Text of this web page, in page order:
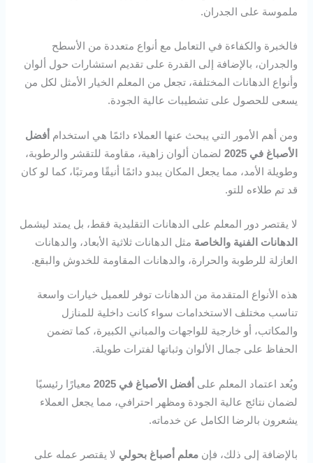
ملموسة على الجدران.
فالخبرة والكفاءة في التعامل مع أنواع متعددة من الأسطح
والجدران، بالإضافة إلى القدرة على تقديم استشارات حول ألوان
وأنواع الدهانات المختلفة، تجعل من المعلم الخيار الأمثل لكل من
يسعى للحصول على تشطيبات عالية الجودة.
ومن أهم الأمور التي يبحث عنها العملاء دائمًا هي استخدام أفضل
الأصباغ في 2025
لضمان ألوان زاهية، مقاومة للتقشر والرطوبة،
وطويلة الأمد، مما يجعل المكان يبدو دائمًا أنيقًا ومرتبًا، كما لو كان
قد تم طلاءه للتو.
لا يقتصر دور المعلم على الدهانات التقليدية فقط، بل يمتد ليشمل
الدهانات الفنية والخاصة مثل الدهانات ثلاثية الأبعاد، والدهانات
العازلة للرطوبة والحرارة، والدهانات المقاومة للخدوش والبقع.
هذه الأنواع المتقدمة من الدهانات توفر للعميل خيارات واسعة
تناسب مختلف الاستخدامات سواء كانت داخلية للمنازل
والمكاتب، أو خارجية للواجهات والمباني الكبيرة، كما تضمن
الحفاظ على جمال الألوان وثباتها لفترات طويلة.
ويُعد اعتماد المعلم على أفضل الأصباغ في 2025
معيارًا رئيسيًا
لضمان نتائج عالية الجودة ومظهر احترافي، مما يجعل العملاء
يشعرون بالرضا الكامل عن خدماته.
بالإضافة إلى ذلك، فإنمعلم أصباغ بحولي لا يقتصر عمله على